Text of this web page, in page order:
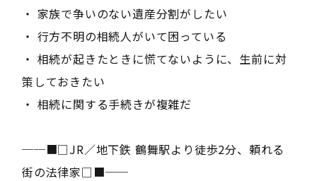
・ 家族で争いのない遺産分割がしたい
・ 行方不明の相続人がいて困っている
・ 相続が起きたときに慌てないように、生前に対
策しておきたい
・ 相続に関する手続きが複雑だ
──■□JR／地下鉄 鶴舞駅より徒歩2分、頼れる
街の法律家□■──